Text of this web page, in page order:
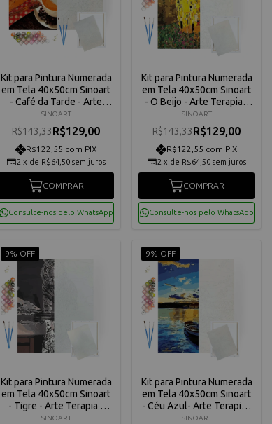
Kit para Pintura Numerada
em Tela 40x50cm Sinoart
- Café da Tarde - Arte
Terapia - C3040-W3865
SINOART
R$143,33R$129,00
R$122,55 com PIX
2 x de R$64,50 sem juros
COMPRAR
Consulte-nos pelo WhatsApp
Kit para Pintura Numerada
em Tela 40x50cm Sinoart
- O Beijo - Arte Terapia -
C3040-W3714
SINOART
R$143,33R$129,00
R$122,55 com PIX
2 x de R$64,50 sem juros
COMPRAR
Consulte-nos pelo WhatsApp
9% OFF
Kit para Pintura Numerada
em Tela 40x50cm Sinoart
- Tigre - Arte Terapia -
C3040-W2737
SINOART
9% OFF
Kit para Pintura Numerada
em Tela 40x50cm Sinoart
- Céu Azul- Arte Terapia -
C3040-W2503
SINOART